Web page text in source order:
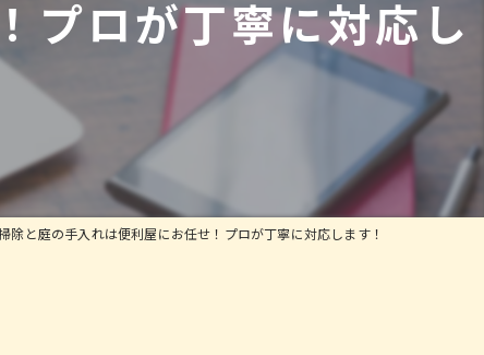
ム
プロが丁寧に対応し
除と庭の手入れは便利屋にお任せ！プロが丁寧に対応します！